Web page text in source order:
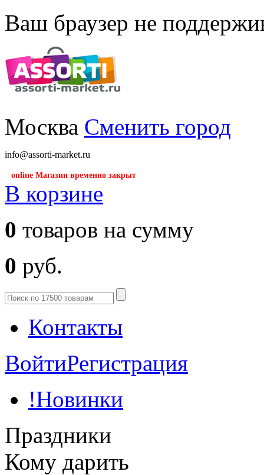
Ваш браузер не
Москва Сменить город
info@assorti-market.ru
online Магазин временно закрыт
В корзине
0 товаров на сумму
0 руб.
Контакты
ВойтиРегистрация
!Новинки
Праздники
Кому дарить